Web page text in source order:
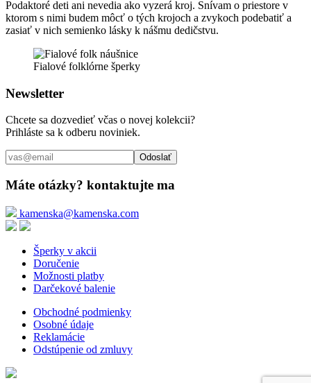
Podaktoré deti ani nevedia ako vyzerá kroj. Snívam o priestore v
ktorom s nimi budem môcť o tých krojoch a zvykoch podebatiť a
zasiať v nich semienko lásky k nášmu dedičstvu.
Fialové folklórne šperky
Newsletter
Chcete sa dozvedieť včas o novej kolekcii?
Prihláste sa k odberu noviniek.
Odoslať
Máte otázky? kontaktujte ma
kamenska@kamenska.com
Šperky v akcii
Doručenie
Možnosti platby
Darčekové balenie
Obchodné podmienky
Osobné údaje
Reklamácie
Odstúpenie od zmluvy